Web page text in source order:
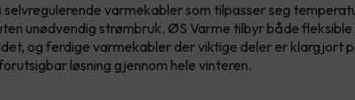
varmekabler som tilpasser seg
unødvendig strømbruk. ØS Varme tilbyr både fleksible
og ferdige varmekabler der viktige deler er klargjort
løsning gjennom hele vinteren.